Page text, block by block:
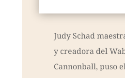
Judy Schad
y creadora del
Cannonball, puso